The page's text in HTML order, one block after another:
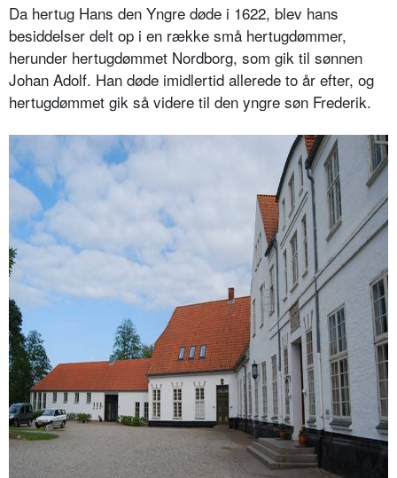
Da hertug Hans den Yngre døde i 1622, blev hans
besiddelser delt op i en række små hertugdømmer,
herunder hertugdømmet Nordborg, som gik til sønnen
Johan Adolf. Han døde imidlertid allerede to år efter, og
hertugdømmet gik så videre til den yngre søn Frederik.